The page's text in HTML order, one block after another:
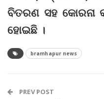
ବିତରଣ ସହ କୋରନା
ହୋଇଛି ।
bramhapur news
PREV POST